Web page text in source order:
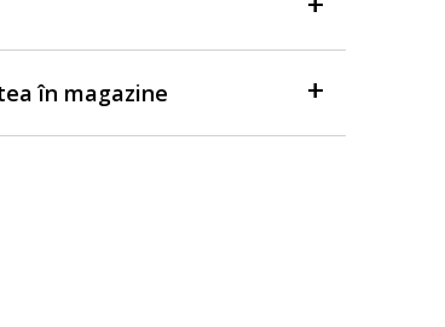
în magazine